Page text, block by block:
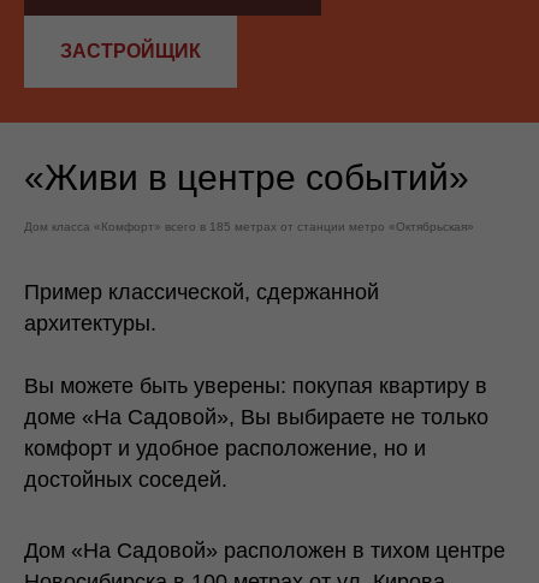
ЗАСТРОЙЩИК
«Живи в центре событий»
Дом класса «Комфорт» всего в 185 метрах от станции метро «Октябрьская»
Пример классической, сдержанной
архитектуры.
Вы можете быть уверены: покупая квартиру в
доме «На Садовой», Вы выбираете не только
комфорт и удобное расположение, но и
достойных соседей.
Дом «На Садовой» расположен в тихом центре